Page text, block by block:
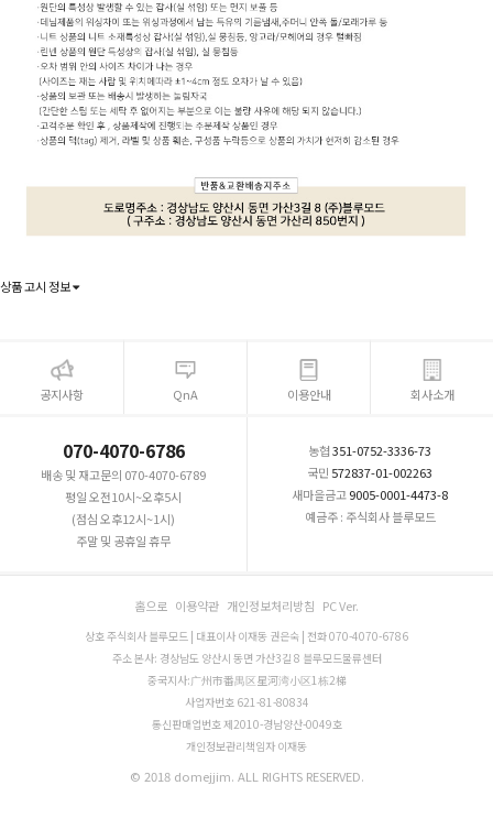
상품 고시 정보
공지사항 QnA 이용안내 회사소개
070-4070-6786
배송 및 재고문의 070-4070-6789
평일 오전10시~오후5시
(점심 오후12시~1시)
주말 및 공휴일 휴무
농협351-0752-3336-73
국민 572837-01-002263
새마을금고9005-0001-4473-8
예금주 : 주식회사 블루모드
홈으로 이용약관 개인정보처리방침 PC Ver.
상호 주식회사 블루모드 | 대표이사 이재동 권은숙 | 전화 070-4070-6786
주소 본사: 경상남도 양산시 동면 가산3길 8 블루모드물류센터
중국지사:广州市番禺区星河湾小区1栋2梯
사업자번호 621-81-80834
통신판매업번호 제2010-경남양산-0049호
개인정보관리책임자 이재동
© 2018 domejjim. ALL RIGHTS RESERVED.